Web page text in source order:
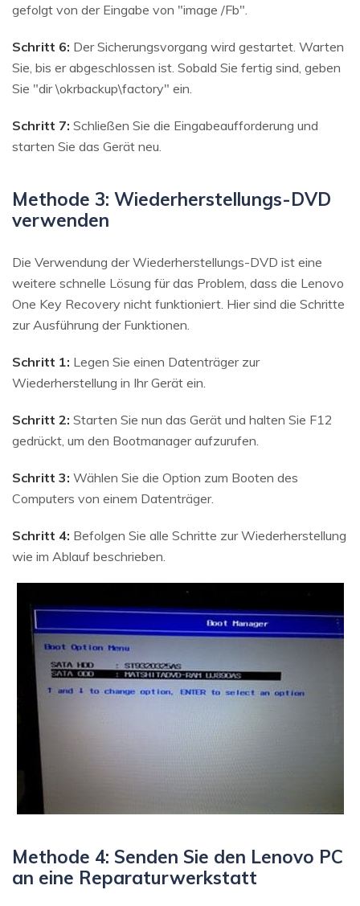
gefolgt von der Eingabe von "image /Fb".
Schritt 6: Der Sicherungsvorgang wird gestartet. Warten
Sie, bis er abgeschlossen ist. Sobald Sie fertig sind, geben
Sie "dir \okrbackup\factory" ein.
Schritt 7: Schließen Sie die Eingabeaufforderung und
starten Sie das Gerät neu.
Methode 3: Wiederherstellungs-DVD
verwenden
Die Verwendung der Wiederherstellungs-DVD ist eine
weitere schnelle Lösung für das Problem, dass die Lenovo
One Key Recovery nicht funktioniert. Hier sind die Schritte
zur Ausführung der Funktionen.
Schritt 1: Legen Sie einen Datenträger zur
Wiederherstellung in Ihr Gerät ein.
Schritt 2: Starten Sie nun das Gerät und halten Sie F12
gedrückt, um den Bootmanager aufzurufen.
Schritt 3: Wählen Sie die Option zum Booten des
Computers von einem Datenträger.
Schritt 4: Befolgen Sie alle Schritte zur Wiederherstellung
wie im Ablauf beschrieben.
Methode 4: Senden Sie den Lenovo PC
an eine Reparaturwerkstatt